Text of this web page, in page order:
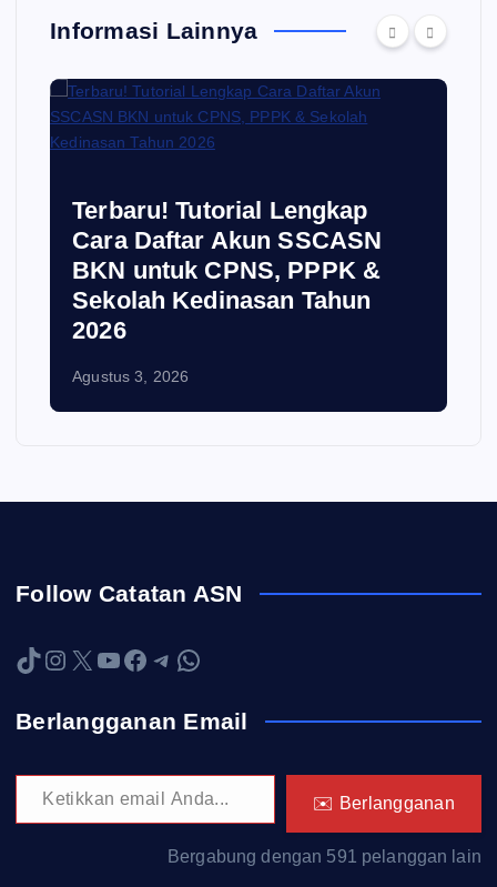
Informasi Lainnya
Terbaru! Tutorial Lengkap
Cara Daftar Akun SSCASN
BKN untuk CPNS, PPPK &
Sekolah Kedinasan Tahun
2026
Agustus 3, 2026
Follow Catatan ASN
TikTok Instagram X YouTube Facebook Telegram WhatsApp
Berlangganan Email
Ketikkan email Anda...
✉️ Berlangganan
Bergabung dengan 591 pelanggan lain